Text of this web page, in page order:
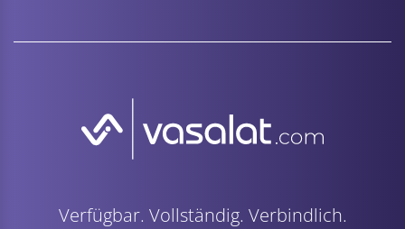
Verfügbar. Vollständig. Verbindlich.